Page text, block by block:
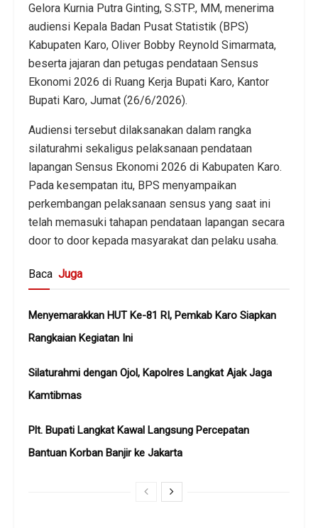
Gelora Kurnia Putra Ginting, S.STP., MM, menerima
audiensi Kepala Badan Pusat Statistik (BPS)
Kabupaten Karo, Oliver Bobby Reynold Simarmata,
beserta jajaran dan petugas pendataan Sensus
Ekonomi 2026 di Ruang Kerja Bupati Karo, Kantor
Bupati Karo, Jumat (26/6/2026).
Audiensi tersebut dilaksanakan dalam rangka
silaturahmi sekaligus pelaksanaan pendataan
lapangan Sensus Ekonomi 2026 di Kabupaten Karo.
Pada kesempatan itu, BPS menyampaikan
perkembangan pelaksanaan sensus yang saat ini
telah memasuki tahapan pendataan lapangan secara
door to door kepada masyarakat dan pelaku usaha.
Baca Juga
Menyemarakkan HUT Ke-81 RI, Pemkab Karo Siapkan
Rangkaian Kegiatan Ini
Silaturahmi dengan Ojol, Kapolres Langkat Ajak Jaga
Kamtibmas
Plt. Bupati Langkat Kawal Langsung Percepatan
Bantuan Korban Banjir ke Jakarta